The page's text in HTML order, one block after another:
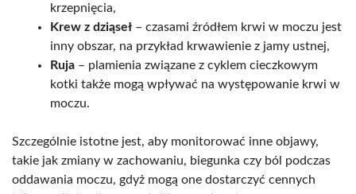
krzepnięcia,
Krew z dziąseł – czasami źródłem krwi w moczu jest
inny obszar, na przykład krwawienie z jamy ustnej,
Ruja – plamienia związane z cyklem cieczkowym
kotki także mogą wpływać na występowanie krwi w
moczu.
Szczególnie istotne jest, aby monitorować inne objawy,
takie jak zmiany w zachowaniu, biegunka czy ból podczas
oddawania moczu, gdyż mogą one dostarczyć cennych